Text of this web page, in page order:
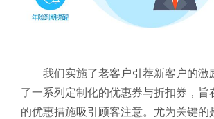
我们实施了老客户引荐新客户的激
了一系列定制化的优惠券与折扣券，旨
的优惠措施吸引顾客注意。尤为关键的